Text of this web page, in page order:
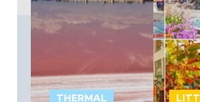
THERMAL